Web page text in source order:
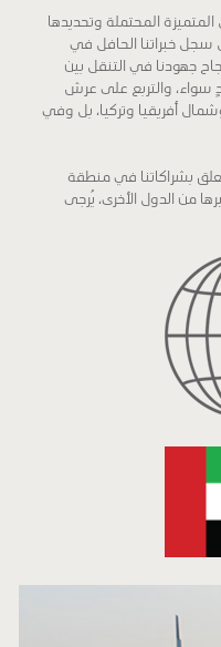
المحتملة وتحديدها
سجل خبراتنا الحافل في
جهودنا في التنقل بين
سواء، والتربع على عرش
أفريقيا وتركيا، بل وفي
بشراكاتنا في منطقة
من الدول الأخرى، يُرجى